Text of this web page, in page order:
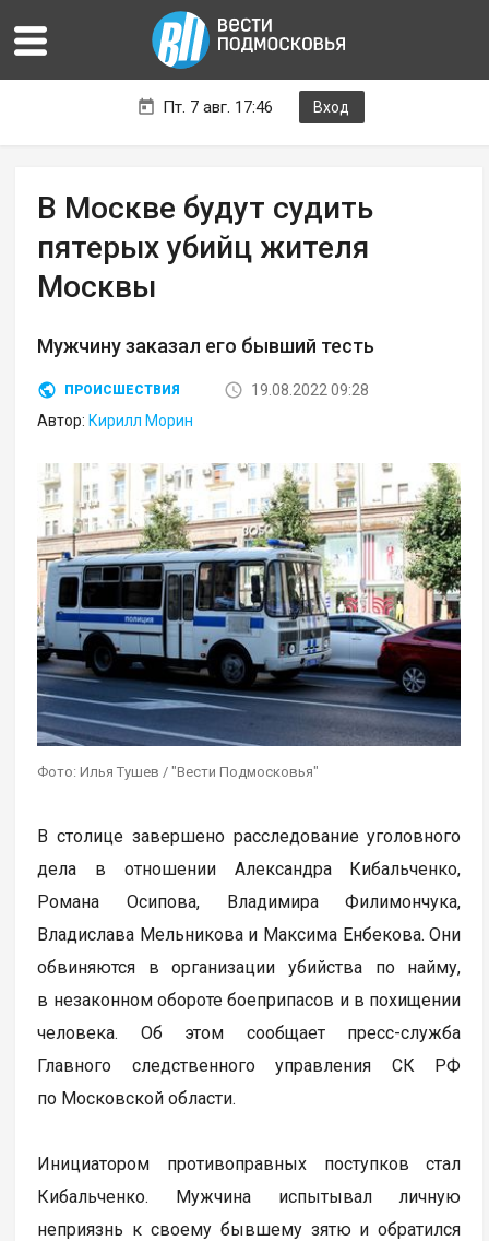
Пт. 7 авг. 17:46 Вход
В Москве будут судить
пятерых убийц жителя
Москвы
Мужчину заказал его бывший тесть
ПРОИСШЕСТВИЯ
19.08.2022 09:28
Автор: Кирилл Морин
Фото: Илья Тушев / "Вести Подмосковья"
В столице завершено расследование уголовного
дела в отношении Александра Кибальченко,
Романа Осипова, Владимира Филимончука,
Владислава Мельникова и Максима Енбекова. Они
обвиняются в организации убийства по найму,
в незаконном обороте боеприпасов и в похищении
человека. Об этом сообщает пресс-служба
Главного следственного управления СК РФ
по Московской области.
Инициатором противоправных поступков стал
Кибальченко. Мужчина испытывал личную
неприязнь к своему бывшему зятю и обратился